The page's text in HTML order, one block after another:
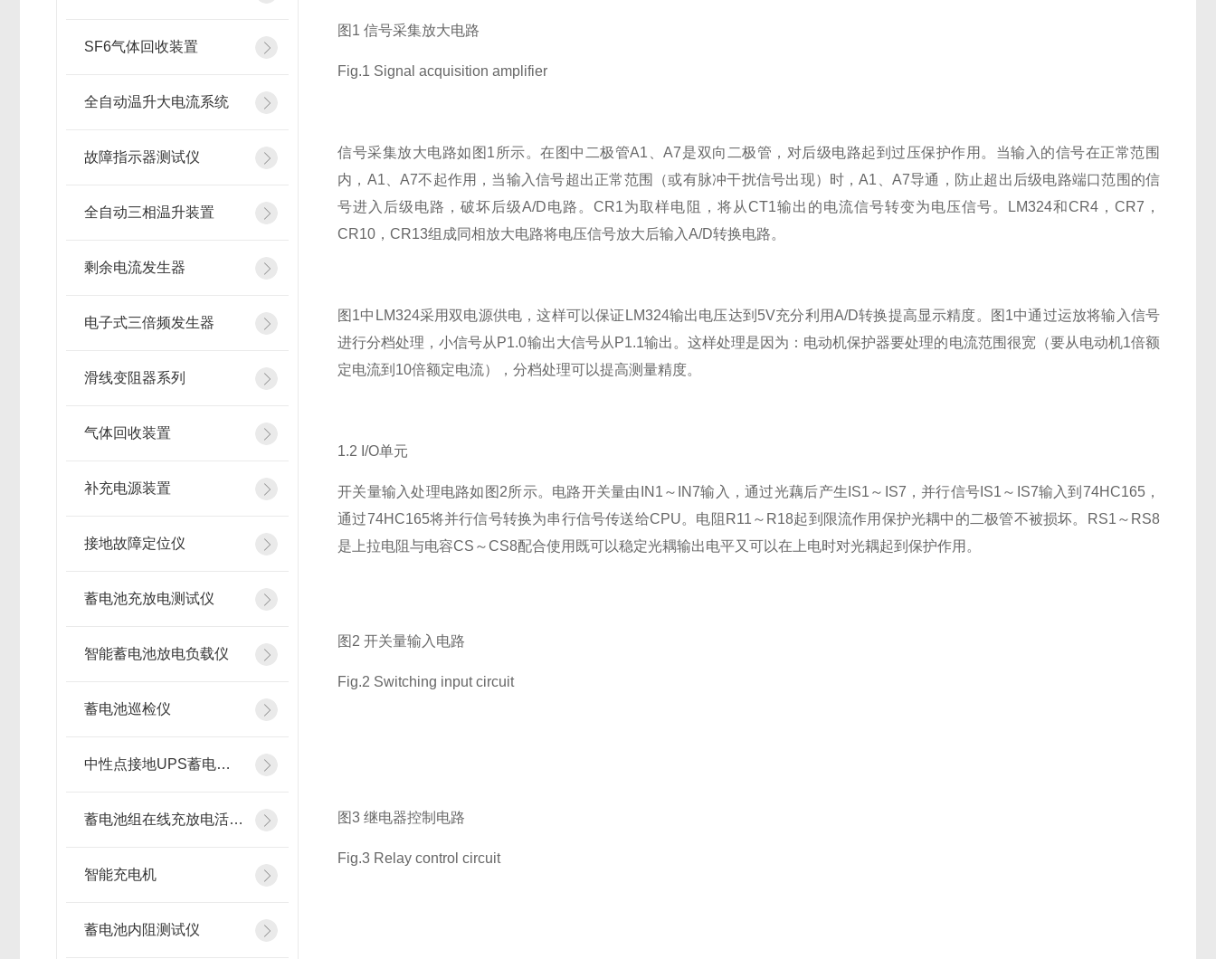
SF6气体回收装置
全自动温升大电流系统
故障指示器测试仪
全自动三相温升装置
剩余电流发生器
电子式三倍频发生器
滑线变阻器系列
气体回收装置
补充电源装置
接地故障定位仪
蓄电池充放电测试仪
智能蓄电池放电负载仪
蓄电池巡检仪
中性点接地UPS蓄电池在线测试仪
蓄电池组在线充放电活化设备
智能充电机
蓄电池内阻测试仪
图1 信号采集放大电路
Fig.1 Signal acquisition amplifier
信号采集放大电路如图1所示。在图中二极管A1、A7是双向二极管，对后级电路起到过压保护作用。当输入的信号在正常范围
内，A1、A7不起作用，当输入信号超出正常范围（或有脉冲干扰信号出现）时，A1、A7导通，防止超出后级电路端口范围的信
号进入后级电路，破坏后级A/D电路。CR1为取样电阻，将从CT1输出的电流信号转变为电压信号。LM324和CR4，CR7，
CR10，CR13组成同相放大电路将电压信号放大后输入A/D转换电路。
图1中LM324采用双电源供电，这样可以保证LM324输出电压达到5V充分利用A/D转换提高显示精度。图1中通过运放将输入信号
进行分档处理，小信号从P1.0输出大信号从P1.1输出。这样处理是因为：电动机保护器要处理的电流范围很宽（要从电动机1倍额
定电流到10倍额定电流），分档处理可以提高测量精度。
1.2 I/O单元
开关量输入处理电路如图2所示。电路开关量由IN1～IN7输入，通过光藕后产生IS1～IS7，并行信号IS1～IS7输入到74HC165，
通过74HC165将并行信号转换为串行信号传送给CPU。电阻R11～R18起到限流作用保护光耦中的二极管不被损坏。RS1～RS8
是上拉电阻与电容CS～CS8配合使用既可以稳定光耦输出电平又可以在上电时对光耦起到保护作用。
图2 开关量输入电路
Fig.2 Switching input circuit
图3 继电器控制电路
Fig.3 Relay control circuit